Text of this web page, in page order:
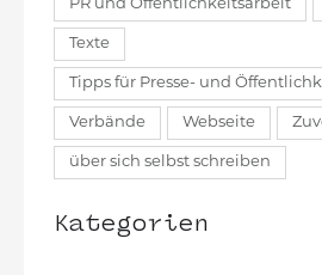
PR und Öffentlichkeitsarbeit
Texte
Tipps für Presse- und
Verbände Webseite
über sich selbst schreiben
Kategorien